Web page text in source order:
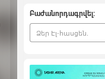
Բաժանորդագրվել: